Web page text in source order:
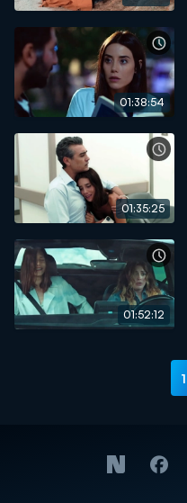
01:38:54
01:35:25
01:52:12
1